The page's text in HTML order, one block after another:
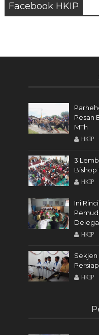
Facebook HKIP
Pesan
MTh
HKIP
3
Bishop
HKIP
Ini
HKIP
Sekjen
HKIP